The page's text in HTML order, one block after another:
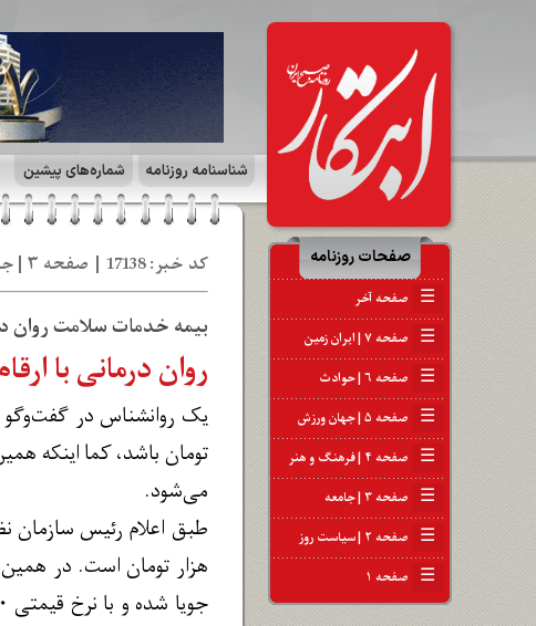
شناسنامه روزنامه شماره‌های پیشین
صفحات روزنامه
☰ صفحه آخر
☰ صفحه ۷ | ایران زمین
☰ صفحه ۶ | حوادث
☰ صفحه ۵ | جهان ورزش
☰ صفحه ۴ | فرهنگ و هنر
☰ صفحه ۳ | جامعه
☰ صفحه ۲ | سیاست روز
☰ صفحه ۱
کد خبر: 17138 | صفحه ۳ | جامعه | تاریخ: 27 مه‍ 1402
بیمه خدمات سلامت روان
روان درمانی با
می‌شود.
هزار تومان است. در